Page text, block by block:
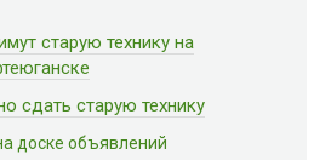
старую технику на
сдать старую технику
доске объявлений